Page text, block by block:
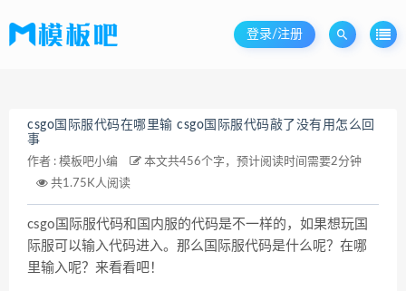
登录/注册
csgo国际服代码在哪里输 csgo国际服代码敲了没有用怎么回
事
作者 : 模板吧小编
本文共456个字，预计阅读时间需要2分钟
共1.75K人阅读
csgo国际服代码和国内服的代码是不一样的，如果想玩国
际服可以输入代码进入。那么国际服代码是什么呢？在哪
里输入呢？来看看吧！